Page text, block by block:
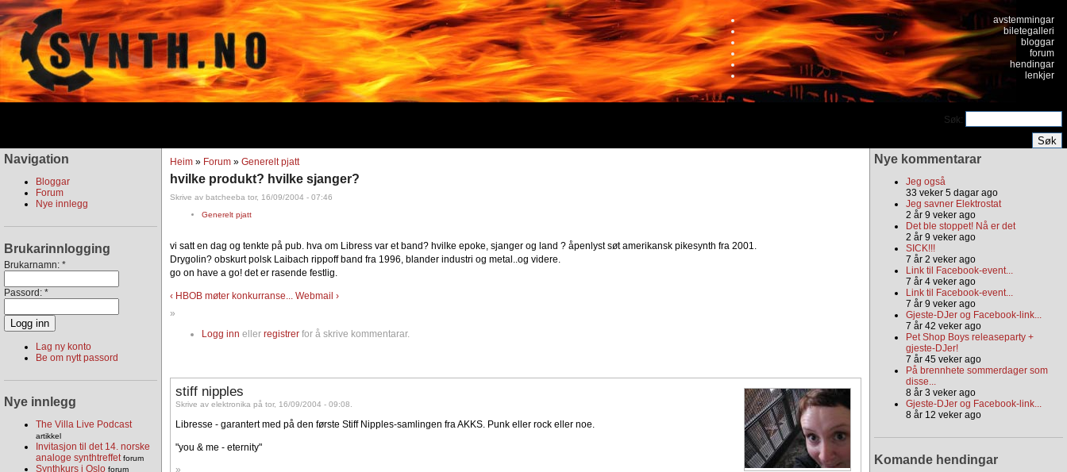
avstemmingar
biletegalleri
bloggar
forum
hendingar
lenkjer
Søk:
Navigation
Bloggar
Forum
Nye innlegg
Brukarinnlogging
Brukarnamn: *
Passord: *
Lag ny konto
Be om nytt passord
Nye innlegg
The Villa Live Podcast
artikkel
Invitasjon til det 14. norske
analoge synthtreffet forum
Synthkurs i Oslo forum
Heim » Forum » Generelt pjatt
hvilke produkt? hvilke sjanger?
Skrive av batcheeba tor, 16/09/2004 - 07:46
Generelt pjatt
vi satt en dag og tenkte på pub. hva om Libress var et band? hvilke epoke, sjanger og land ? åpenlyst søt amerikansk pikesynth fra 2001.
Drygolin? obskurt polsk Laibach rippoff band fra 1996, blander industri og metal..og videre.
go on have a go! det er rasende festlig.
‹ HBOB møter konkurranse... Webmail ›
»
Logg inn eller registrer for å skrive kommentarar.
stiff nipples
Skrive av elektronika på tor, 16/09/2004 - 09:08.
Libresse - garantert med på den første Stiff Nipples-samlingen fra AKKS. Punk eller rock eller noe.
"you & me - eternity"
Nye kommentarar
Jeg også
33 veker 5 dagar ago
Jeg savner Elektrostat
2 år 9 veker ago
Det ble stoppet! Nå er det
2 år 9 veker ago
SICK!!!
7 år 2 veker ago
Link til Facebook-event...
7 år 4 veker ago
Link til Facebook-event...
7 år 9 veker ago
Gjeste-DJer og Facebook-link...
7 år 42 veker ago
Pet Shop Boys releaseparty +
gjeste-DJer!
7 år 45 veker ago
På brennhete sommerdager som
disse...
8 år 3 veker ago
Gjeste-DJer og Facebook-link...
8 år 12 veker ago
Komande hendingar